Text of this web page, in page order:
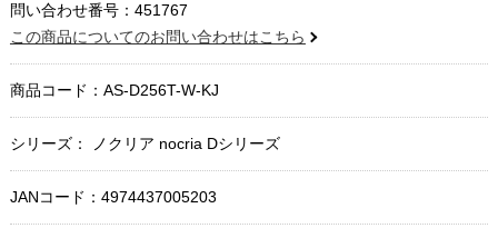
問い合わせ番号：451767
この商品についてのお問い合わせはこちら
商品コード： AS-D256T-W-KJ
シリーズ： ノクリア nocria Dシリーズ
JANコード：4974437005203